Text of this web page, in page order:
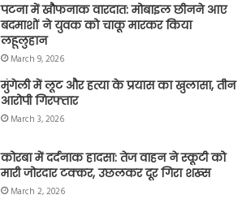
पटना में खौफनाक वारदात: मोबाइल छीनने आए
बदमाशों ने युवक को चाकू मारकर किया
लहूलुहान
March 9, 2026
मुंगेली में लूट और हत्या के प्रयास का खुलासा, तीन
आरोपी गिरफ्तार
March 3, 2026
कोरबा में दर्दनाक हादसा: तेज वाहन ने स्कूटी को
मारी जोरदार टक्कर, उछलकर दूर गिरा शख्स
March 2, 2026